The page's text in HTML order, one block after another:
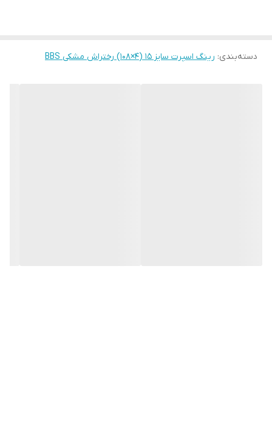
دسته‌بندی: رینگ اسپرت سایز ۱۵ (۴×۱۰۸) رختراش مشکی BBS